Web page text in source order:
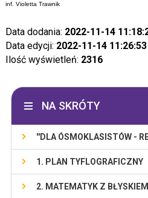
inf. Violetta Trawnik
Data dodania: 2022-11-14
Data edycji: 2022-11-14 11:26:53
Ilość wyświetleń: 2316
NA SKRÓTY
''DLA ÓSMOKLASISTÓW -
1. PLAN TYFLOGRAFICZNY
2. MATEMATYK Z